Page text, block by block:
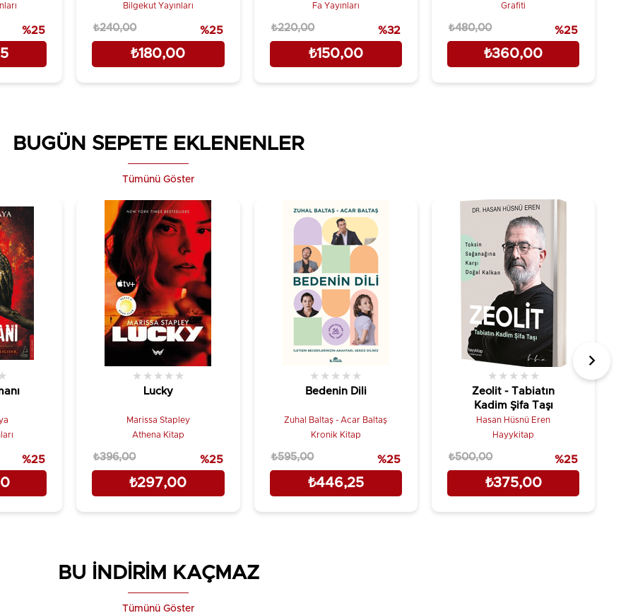
%25
Bilgekut Yayınları
₺180,00
₺240,00 %25
Fa Yayınları
₺150,00
₺220,00 %32
Grafiti
₺360,00
₺480,00 %25
BUGÜN SEPETE EKLENENLER
%25
Lucky
★ ★ ★ ★ ★
Marissa Stapley
Athena Kitap
₺297,00
₺396,00 %25
Bedenin Dili
★ ★ ★ ★ ★
Zuhal Baltaş - Acar Baltaş
Kronik Kitap
₺446,25
₺595,00 %25
Zeolit - Tabiatın
Kadim Şifa Taşı
★ ★ ★ ★ ★
Hasan Hüsnü Eren
Hayykitap
₺375,00
₺500,00 %25
Tümünü Göster
BU İNDİRİM KAÇMAZ
Tümünü Göster